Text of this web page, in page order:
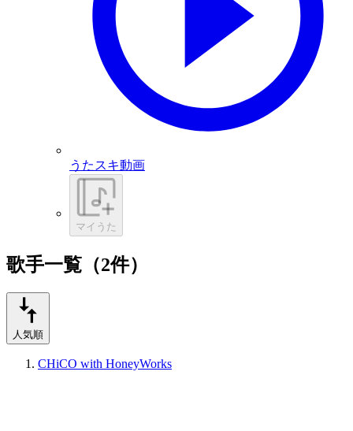
うたスキ動画
マイうた
歌手一覧（2件）
人気順
CHiCO with HoneyWorks